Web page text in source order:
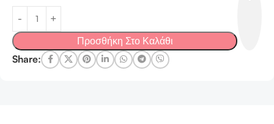
Προσθήκη Στο Καλάθι
Share: